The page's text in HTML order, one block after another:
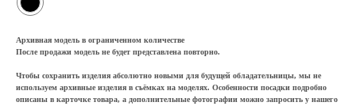
Архивная модель в ограниченном количестве
После продажи модель не будет представлена повторно.
Чтобы сохранить изделия абсолютно новыми для будущей обладательницы, мы не
используем архивные изделия в съёмках на моделях. Особенности посадки подробно
описаны в карточке товара, а дополнительные фотографии можно запросить у нашего